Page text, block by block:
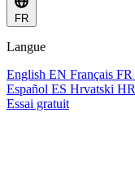
FR
Langue
English EN Français FR
Español ES Hrvatski HR
Essai gratuit